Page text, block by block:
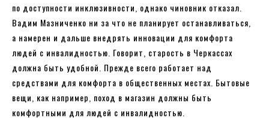
по доступности инклюзивности, однако чиновник отказал.
Вадим Мазниченко ни за что не планирует останавливаться,
а намерен и дальше внедрять инновации для комфорта
людей с инвалидностью. Говорит, старость в Черкассах
должна быть удобной. Прежде всего работает над
средствами для комфорта в общественных местах. Бытовые
вещи, как например, поход в магазин должны быть
комфортными для людей с инвалидностью.